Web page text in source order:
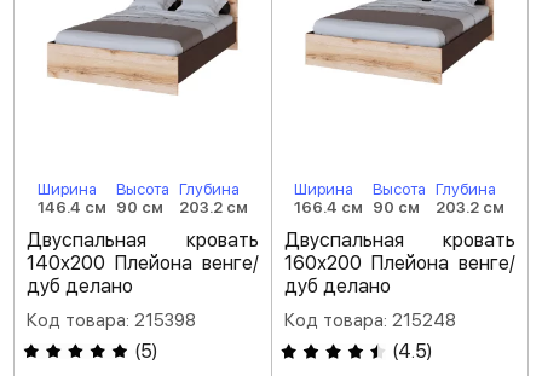
Ширина
146.4 см
Высота
90 см
Глубина
203.2 см
Двуспальная кровать
140х200 Плейона венге/
дуб делано
Код товара: 215398
(5)
Ширина
166.4 см
Высота
90 см
Глубина
203.2 см
Двуспальная кровать
160х200 Плейона венге/
дуб делано
Код товара: 215248
(4.5)